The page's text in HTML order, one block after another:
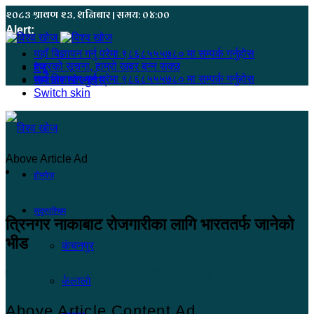
२०८३ श्रावण २३, शनिबार | समय: ०४:००
Alert:
यहाँ बिज्ञापन गर्नु परेमा ९८६८५५५७८० मा सम्पर्क गर्नुहोस
हजुरको सूचना, हाम्रो खबर बन्न सक्छ
यहाँ बिज्ञापन गर्नु परेमा ९८६८५५५७८० मा सम्पर्क गर्नुहोस
मेनू
समाचार खोज्नुहोस्
Switch skin
होमपेज
सुदूरपश्चिम
कंचनपुर
कैलाली
Above Article Ad
त्रिनगर नाकाबाट रोजगारीका लागि भारततर्फ जानेको
भीड
खोज सम्वाददाता२०८२ पुष ३, बिहीबार ०४:२७